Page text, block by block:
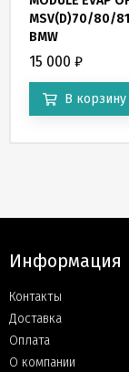
MSV(D)70/80/
BMW
15 000 ₽
В корзину
Информация
Контакты
Доставка
Оплата
О компании